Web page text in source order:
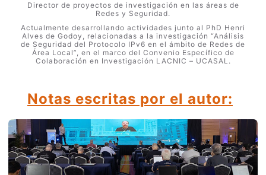
Director de proyectos de investigación en las áreas de
Redes y Seguridad.
Actualmente desarrollando actividades junto al PhD Henri
Alves de Godoy, relacionadas a la investigación “Análisis
de Seguridad del Protocolo IPv6 en el ámbito de Redes de
Área Local”, en el marco del Convenio Específico de
Colaboración en Investigación LACNIC – UCASAL.
Notas escritas por el autor: